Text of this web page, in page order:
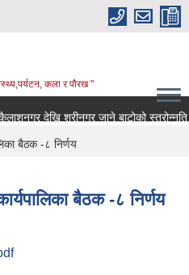
कला र पौरख "
बैठक -८ निर्णय
बैठक -८ निर्णय